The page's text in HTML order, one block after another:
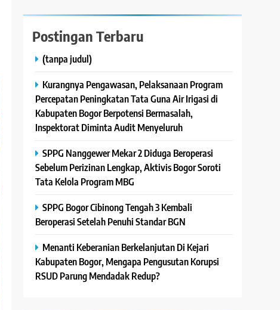
Postingan Terbaru
(tanpa judul)
Kurangnya Pengawasan, Pelaksanaan Program
Percepatan Peningkatan Tata Guna Air Irigasi di
Kabupaten Bogor Berpotensi Bermasalah,
Inspektorat Diminta Audit Menyeluruh
SPPG Nanggewer Mekar 2 Diduga Beroperasi
Sebelum Perizinan Lengkap, Aktivis Bogor Soroti
Tata Kelola Program MBG
SPPG Bogor Cibinong Tengah 3 Kembali
Beroperasi Setelah Penuhi Standar BGN
Menanti Keberanian Berkelanjutan Di Kejari
Kabupaten Bogor, Mengapa Pengusutan Korupsi
RSUD Parung Mendadak Redup?